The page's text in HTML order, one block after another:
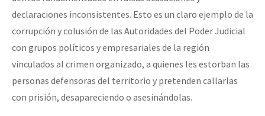
declaraciones inconsistentes. Esto es un claro ejemplo de la
corrupción y colusión de las Autoridades del Poder Judicial
con grupos políticos y empresariales de la región
vinculados al crimen organizado, a quienes les estorban las
personas defensoras del territorio y pretenden callarlas
con prisión, desapareciendo o asesinándolas.